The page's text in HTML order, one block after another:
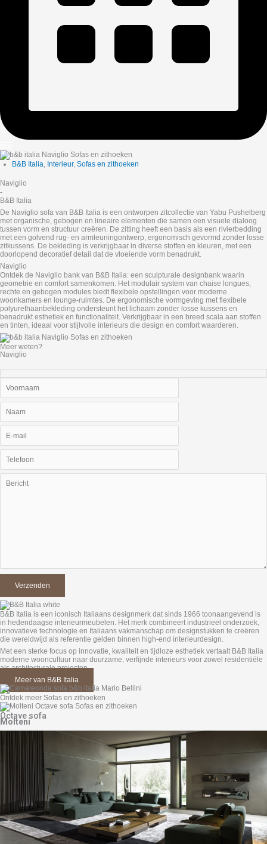
B&B Italia, Interieur, Sofas en zithoeken
Naviglio
-
B&B Italia
De Naviglio sofa van B&B Italia is een ontworpen zitcollectie van Yabu Pushelberg
met organische, gebogen en lineaire elementen die samen een visuele dialoog
tussen vorm en structuur creëren. De zitting heeft een basis als een rivierbedding
met een golvend rug- en armleuningontwerp, ergonomisch gevormd zonder losse
zitkussens. De bekleding is verkrijgbaar in diverse stoffen en kleuren, met een
doorlopend decoratief detail dat de vloeiende vorm benadrukt.
Naviglio
Ontdek de Naviglio bank van B&B Italia: een sculpturale designbank waarin
geometrie en comfort samenkomen. Het modulair system van cha­ise longues,
rechte en gebogen modules biedt flexibele opstellingen voor moderne
woonkamers en lounge-ruimtes. De ergonomische vormgeving met flexibele
polyurethaanbekleding ondersteunt het lichaam zonder losse kussens en
benadrukt esthetiek en functionaliteit. Verkrijgbaar in een breed scala aan stoffen
en tinten, ideaal voor stijlvolle interieurs die design en comfort waarderen.
Meer weten?
Naviglio
B&B Italia is een iconisch Italiaans designmerk dat sinds 1966 toonaangevend is
in hedendaagse interieurmeubelen. Het merk combineert industrieel onderzoek,
innovatieve technologie en Italiaans vakmanschap om designstukken te creëren
die wereldwijd als referentie gelden binnen high-end interieurdesign.
Met een sterke focus op innovatie, kwaliteit en tijdloze esthetiek vertaalt B&B Italia
moderne wooncultuur naar duurzame, verfijnde interieurs voor zowel residentiële
als architecturale projecten.
Meer van B&B Italia
Ontdek meer Sofas en zithoeken
Octave sofa
Molteni